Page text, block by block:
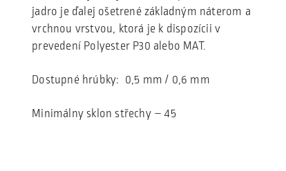
jadro je ďalej ošetrené základným náterom a
vrchnou vrstvou, ktorá je k dispozícii v
prevedení Polyester P30 alebo MAT.
Dostupné hrúbky: 0,5 mm / 0,6 mm
Minimálny sklon střechy – 45